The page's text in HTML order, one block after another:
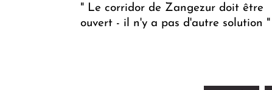
" Le corridor de Zangezur doit être
ouvert - il n'y a pas d'autre solution "